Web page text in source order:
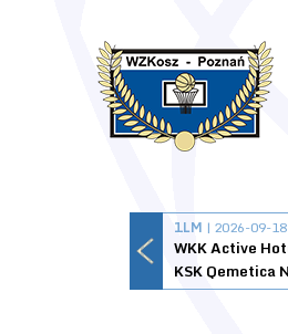
1LM | 2026-09-
WKK Active